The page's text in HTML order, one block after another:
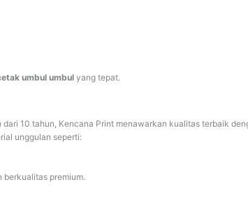
umbul umbul yang tepat.
10 tahun, Kencana Print menawarkan kualitas terbaik
unggulan seperti:
premium.